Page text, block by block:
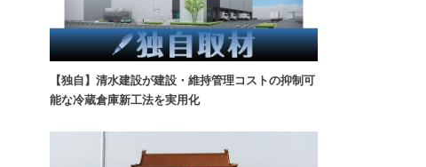
【独自】清水建設が建設・維持管理コストの抑制可
能な冷蔵倉庫新工法を実用化